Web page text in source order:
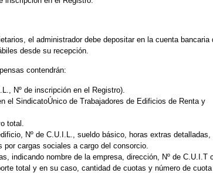
el administrador debe depositar en la cuenta bancaria
desde su recepción.
contendrán:
Nº de inscripción en el Registro).
el SindicatoÚnico de Trabajadores de Edificios de Renta y
total.
Nº de C.U.I.L., sueldo básico, horas extras detalladas,
cargas sociales a cargo del consorcio.
indicando nombre de la empresa, dirección, Nº de C.U.I.T
total y en su caso, cantidad de cuotas y número de cuota